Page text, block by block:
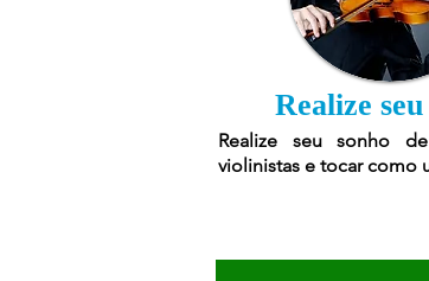
Realize
Realize seu sonho
violinistas e tocar como